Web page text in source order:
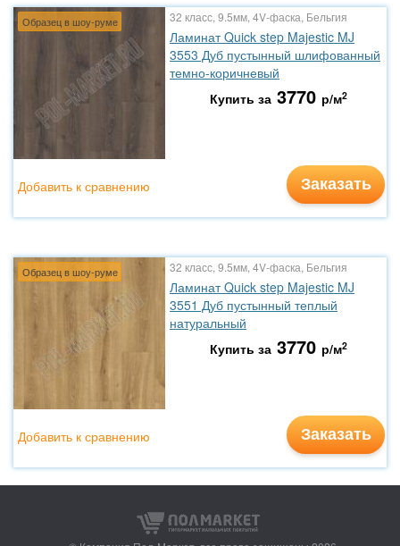
Образец в шоу-руме 32 класс, 9.5мм, 4V-фаска, Бельгия
Ламинат Quick step Majestic MJ
3553 Дуб пустынный шлифованный
темно-коричневый
Купить за 3770 р/м2
Заказать
Добавить к сравнению
Образец в шоу-руме 32 класс, 9.5мм, 4V-фаска, Бельгия
Ламинат Quick step Majestic MJ
3551 Дуб пустынный теплый
натуральный
Купить за 3770 р/м2
Заказать
Добавить к сравнению